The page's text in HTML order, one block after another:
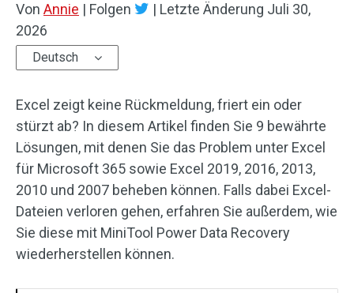
Von Annie | Folgen | Letzte Änderung Juli 30,
2026
Deutsch
Excel zeigt keine Rückmeldung, friert ein oder
stürzt ab? In diesem Artikel finden Sie 9 bewährte
Lösungen, mit denen Sie das Problem unter Excel
für Microsoft 365 sowie Excel 2019, 2016, 2013,
2010 und 2007 beheben können. Falls dabei Excel-
Dateien verloren gehen, erfahren Sie außerdem, wie
Sie diese mit MiniTool Power Data Recovery
wiederherstellen können.